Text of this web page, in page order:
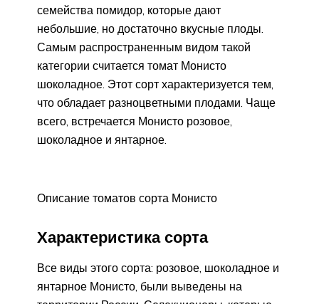
семейства помидор, которые дают
небольшие, но достаточно вкусные плоды.
Самым распространенным видом такой
категории считается томат Монисто
шоколадное. Этот сорт характеризуется тем,
что обладает разноцветными плодами. Чаще
всего, встречается Монисто розовое,
шоколадное и янтарное.
Описание томатов сорта Монисто
Характеристика сорта
Все виды этого сорта: розовое, шоколадное и
янтарное Монисто, были выведены на